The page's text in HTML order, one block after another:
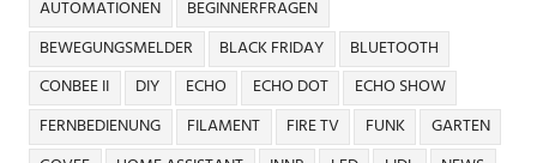
AUTOMATIONEN
BEGINNERFRAGEN
BEWEGUNGSMELDER
BLACK FRIDAY
BLUETOOTH
CONBEE II
DIY ECHO ECHO DOT
ECHO SHOW
FERNBEDIENUNG
FILAMENT FIRE TV FUNK
GARTEN